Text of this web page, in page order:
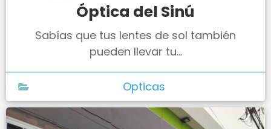
Óptica del Sinú
Sabías que tus lentes de sol también
pueden llevar tu...
Opticas